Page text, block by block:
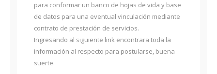
para conformar un banco de hojas de vida y base
de datos para una eventual vinculación mediante
contrato de prestación de servicios.
Ingresando al siguiente link encontrara toda la
información al respecto para postularse, buena
suerte.